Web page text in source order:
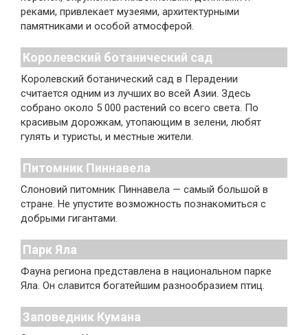
реками, привлекает музеями, архитектурными
памятниками и особой атмосферой.
Королевский ботанический сад
Королевский ботанический сад в Перадении
считается одним из лучших во всей Азии. Здесь
собрано около 5 000 растений со всего света. По
красивым дорожкам, утопающим в зелени, любят
гулять и туристы, и местные жители.
Питомник Пиннавела
Слоновий питомник Пиннавела — самый большой в
стране. Не упустите возможность познакомиться с
добрыми гигантами.
Парк Яла
Фауна региона представлена в национальном парке
Яла. Он славится богатейшим разнообразием птиц.
Заповедник Кумана